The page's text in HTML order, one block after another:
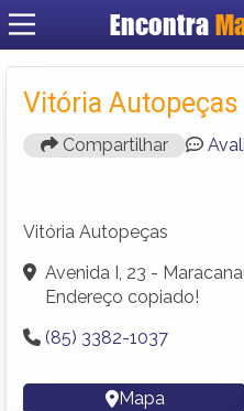
Encontra
Vitória Autopeças
Compartilhar
Vitória Autopeças
Avenida I, 23 -
Endereço copiado!
(85) 3382-1037
Mapa